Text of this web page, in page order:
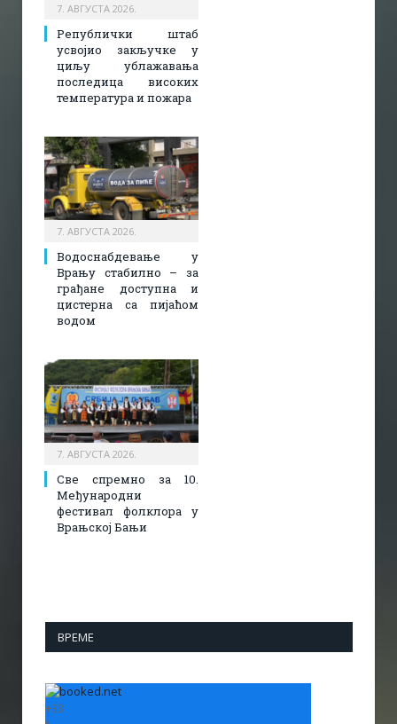
7. АВГУСТА 2026.
Републички штаб
усвојио закључке у
циљу ублажавања
последица високих
температура и пожара​
7. АВГУСТА 2026.
Водоснабдевање у
Врању стабилно – за
грађане доступна и
цистерна са пијаћом
водом
7. АВГУСТА 2026.
Све спремно за 10.
Међународни
фестивал фолклора у
Врањској Бањи
ВРЕМЕ
+33